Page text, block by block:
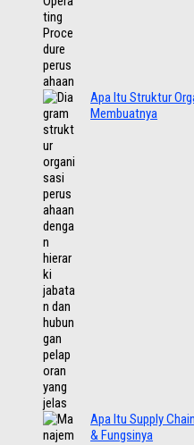
Apa Itu Struktur
Membuatnya
Apa Itu Supply
& Fungsinya